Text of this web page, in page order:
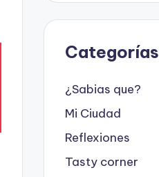
Categorías
¿Sabias que?
Mi Ciudad
Reflexiones
Tasty corner